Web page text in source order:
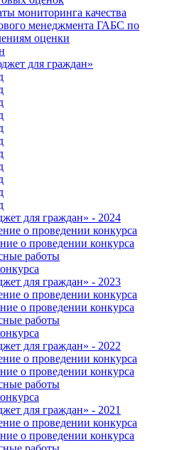
мониторинга качества
менеджмента ГАБС по
оценки
для граждан»
для граждан» - 2024
о проведении конкурса
о проведении конкурса
работы
для граждан» - 2023
о проведении конкурса
о проведении конкурса
работы
для граждан» - 2022
о проведении конкурса
о проведении конкурса
работы
для граждан» - 2021
о проведении конкурса
о проведении конкурса